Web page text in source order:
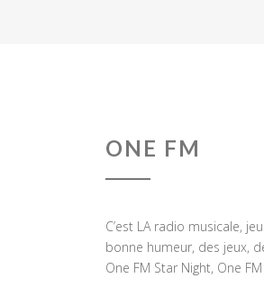
ONE FM
C’est LA radio musicale,
bonne humeur, des jeux,
One FM Star Night, One